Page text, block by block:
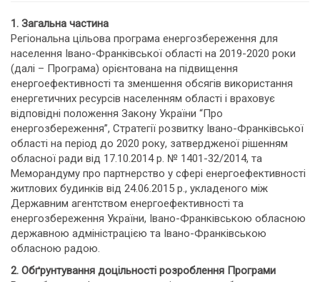
1. Загальна частина
Регіональна цільова програма енергозбереження для
населення Івано-Франківської області на 2019-2020 роки
(далі – Програма) орієнтована на підвищення
енергоефективності та зменшення обсягів використання
енергетичних ресурсів населенням області і враховує
відповідні положення Закону України “Про
енергозбереження”, Стратегії розвитку Івано-Франківської
області на період до 2020 року, затвердженої рішенням
обласної ради від 17.10.2014 р. № 1401-32/2014, та
Меморандуму про партнерство у сфері енергоефективності
житлових будинків від 24.06.2015 р., укладеного між
Державним агентством енергоефективності та
енергозбереження України, Івано-Франківською обласною
державною адміністрацією та Івано-Франківською
обласною радою.
2. Обґрунтування доцільності розроблення Програми